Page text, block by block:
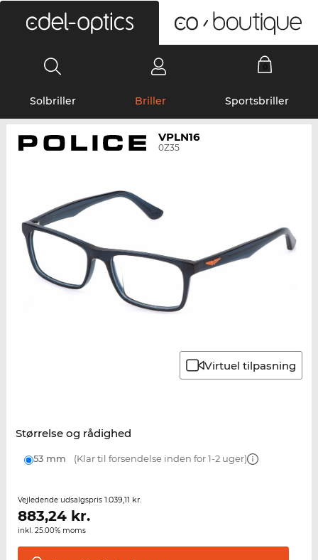
Solbriller Briller Sportsbriller
VPLN16
0Z35
Virtuel tilpasning
Størrelse og rådighed
53 mm (Klar til forsendelse inden for 1-2 uger)
Vejledende udsalgspris 1.039,11 kr.
883,24kr.
inkl. 25.00% moms